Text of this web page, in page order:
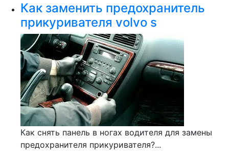
Как заменить предохранитель
прикуривателя volvo s
Как снять панель в ногах водителя для замены
предохранителя прикуривателя?...